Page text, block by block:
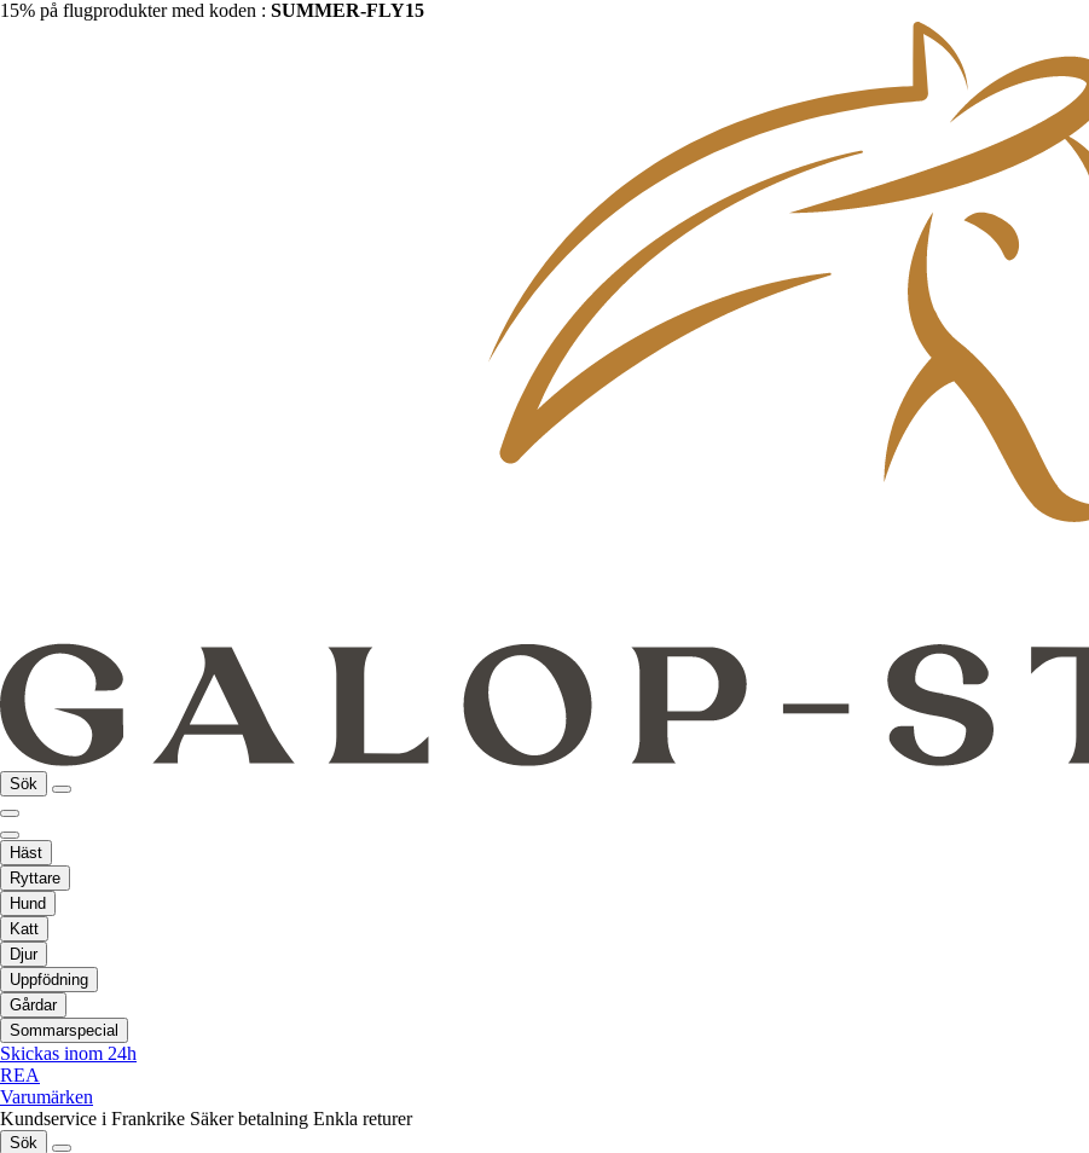
15% på flugprodukter med koden : SUMMER-FLY15
Sök
Häst
Ryttare
Hund
Katt
Djur
Uppfödning
Gårdar
Sommarspecial
Skickas inom 24h
REA
Varumärken
Kundservice i Frankrike Säker betalning Enkla returer
Sök